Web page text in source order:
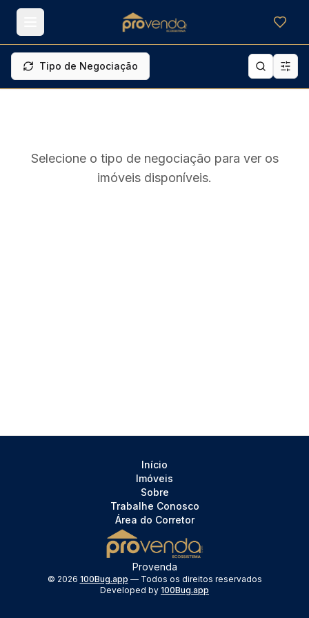
Tipo de Negociação
Selecione o tipo de negociação para ver os
imóveis disponíveis.
Início
Imóveis
Sobre
Trabalhe Conosco
Área do Corretor
Provenda
© 2026 100Bug.app — Todos os direitos reservados
Developed by 100Bug.app